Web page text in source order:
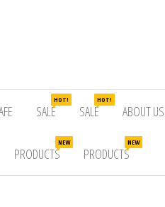
SALE
HOT!
SALE
HOT!
ABOUT US
PRODUCTS
NEW
PRODUCTS
NEW